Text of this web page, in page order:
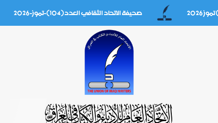
صحيفة الاتحاد الثقافي العدد(104)-تموز-2026